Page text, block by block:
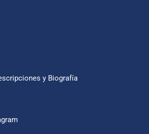
y Biografía